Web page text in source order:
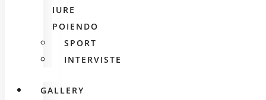
IURE
POIENDO
SPORT
INTERVISTE
GALLERY